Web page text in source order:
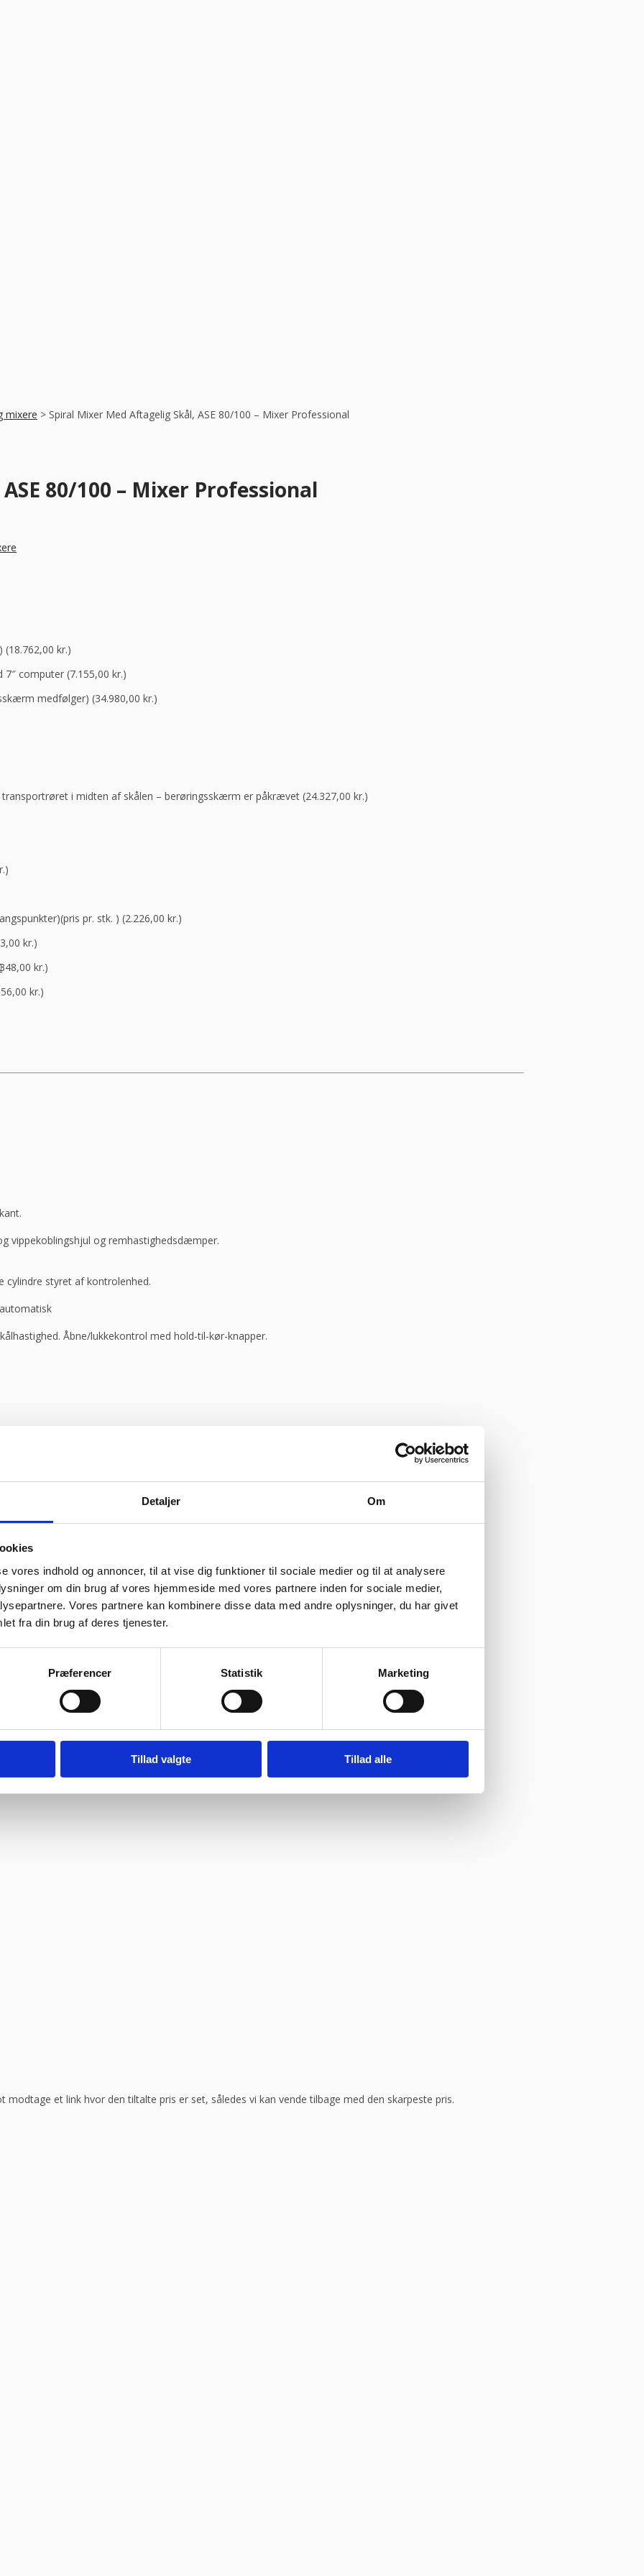
Detaljer Om
vores indhold og annoncer, til at vise dig funktioner til sociale medier og til at analysere
om din brug af vores hjemmeside med vores partnere inden for sociale medier,
Vores partnere kan kombinere disse data med andre oplysninger, du har givet
fra din brug af deres tjenester.
Præferencer Statistik Marketing
Tillad valgte Tillad alle
– 13.30
mixere > Spiral Mixer Med Aftagelig Skål, ASE 80/100 – Mixer Professional
80/100 – Mixer Professional
(18.762,00 kr.)
7″ computer (7.155,00 kr.)
medfølger) (34.980,00 kr.)
i midten af ​​skålen – berøringsskærm er påkrævet (24.327,00 kr.)
)
pr. stk. ) (2.226,00 kr.)
kr.)
kr.)
kr.)
vippekoblingshjul og remhastighedsdæmper.
cylindre styret af kontrolenhed.
Åbne/lukkekontrol med hold-til-kør-knapper.
valg af sprog (tilgængelige sprog: IT-UK-FR-ES-D)
hurtigst muligt.
et link hvor den tiltalte pris er set, således vi kan vende tilbage med den skarpeste pris.